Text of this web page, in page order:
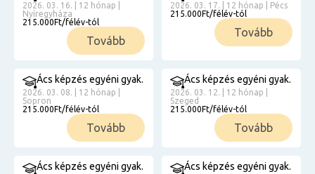
2026. 03. 16. | 12 hónap |
Nyíregyháza
215.000Ft/félév-tól
Tovább
2026. 03. 17. | 12 hónap | Pécs
215.000Ft/félév-tól
Tovább
Ács képzés egyéni gyak.
2026. 03. 08. | 12 hónap |
Sopron
215.000Ft/félév-tól
Tovább
Ács képzés egyéni gyak.
2026. 03. 12. | 12 hónap |
Szeged
215.000Ft/félév-tól
Tovább
Ács képzés egyéni gyak. Ács képzés egyéni gyak.